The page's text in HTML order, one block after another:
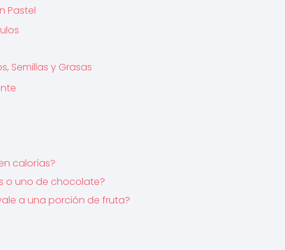
Pastel
Semillas y Grasas
calorías?
o uno de chocolate?
a una porción de fruta?